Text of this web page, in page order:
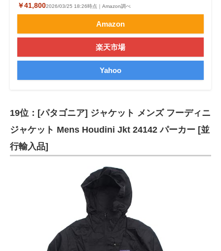
￥41,8002026/03/25 18:26時点｜Amazon調べ
Amazon
楽天市場
Yahoo
19位：[パタゴニア] ジャケット メンズ フーディニ
ジャケット Mens Houdini Jkt 24142 パーカー [並
行輸入品]